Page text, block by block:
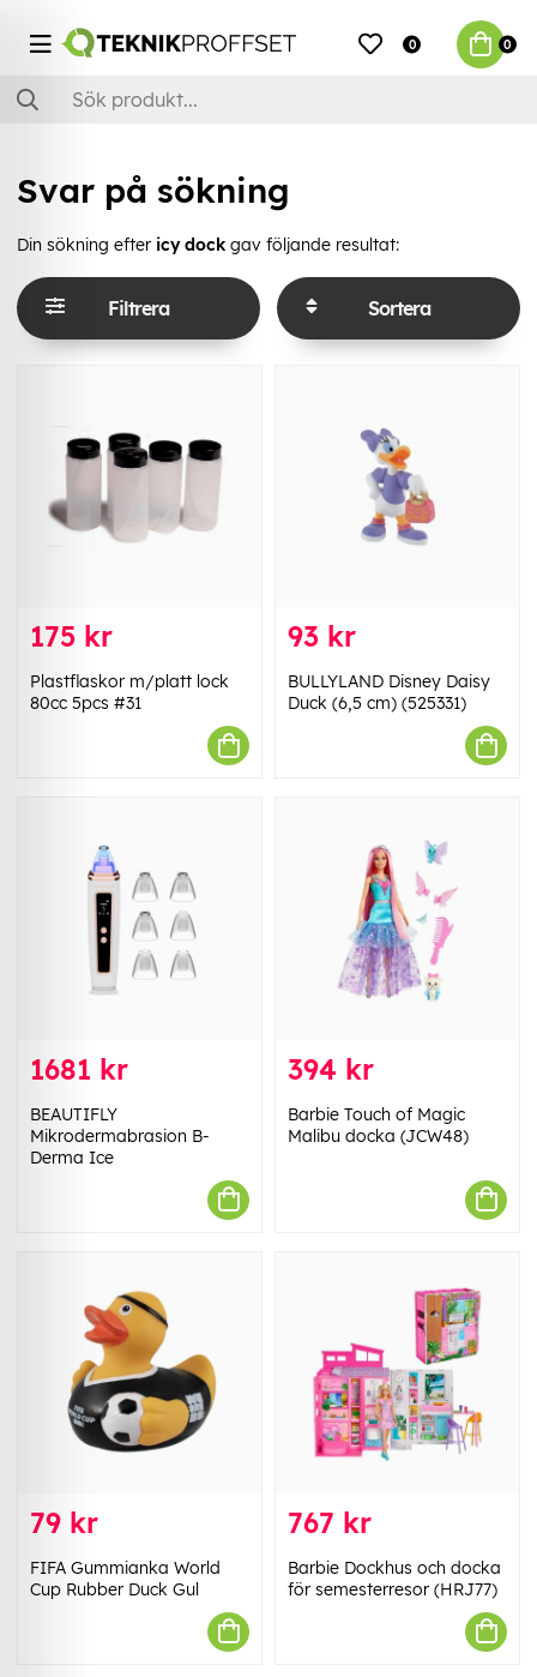
0 0
Svar på sökning
Din sökning efter icy dock gav följande resultat:
Filtrera Sortera
175 kr
Plastflaskor m/platt lock
80cc 5pcs #31
93 kr
BULLYLAND Disney Daisy
Duck (6,5 cm) (525331)
1681 kr
BEAUTIFLY
Mikrodermabrasion B-
Derma Ice
394 kr
Barbie Touch of Magic
Malibu docka (JCW48)
79 kr
FIFA Gummianka World
Cup Rubber Duck Gul
767 kr
Barbie Dockhus och docka
för semesterresor (HRJ77)